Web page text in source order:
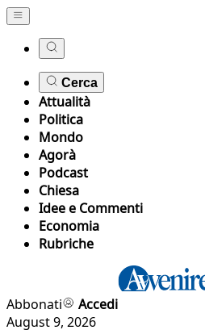
Cerca
Attualità
Politica
Mondo
Agorà
Podcast
Chiesa
Idee e Commenti
Economia
Rubriche
Abbonati
Accedi
August 9, 2026